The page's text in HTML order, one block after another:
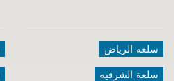
سلعة الرياض
سلعة الشرقيه